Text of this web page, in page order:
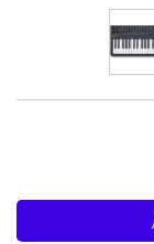
Batería y